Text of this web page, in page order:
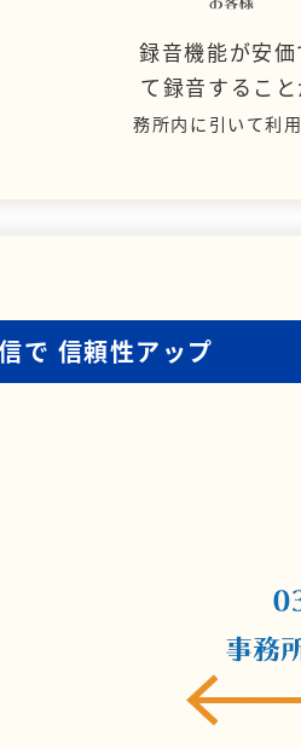
録音機能が安
て録音するこ
務所内に引いて利
で 信頼性アップ